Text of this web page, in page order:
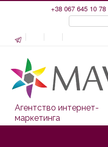
+38 067 645 10 78
Агентство интернет-
маркетинга